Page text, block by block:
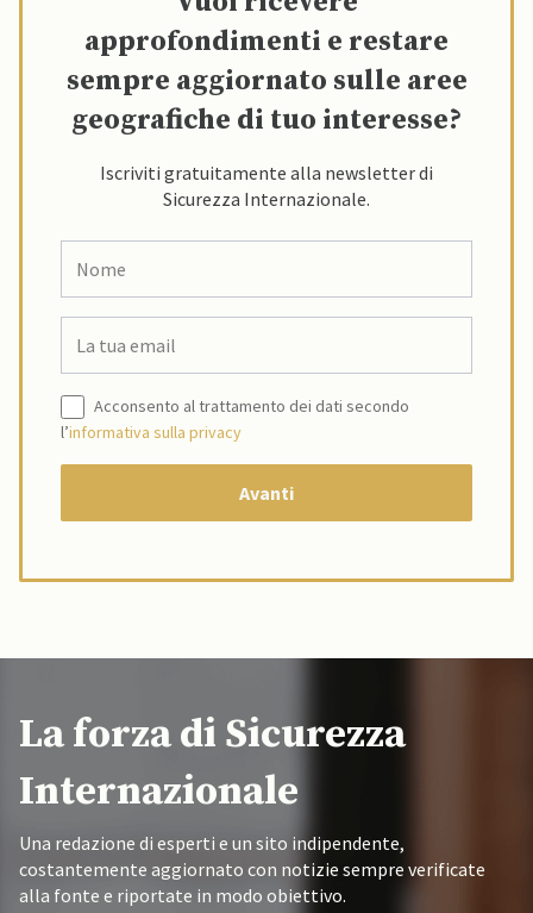
approfondimenti e restare
sempre aggiornato sulle aree
geografiche di tuo interesse?
Iscriviti gratuitamente alla newsletter di
Sicurezza Internazionale.
Acconsento al trattamento dei dati secondo
l’informativa sulla privacy
La forza di Sicurezza
Internazionale
Una redazione di esperti e un sito indipendente,
costantemente aggiornato con notizie sempre verificate
alla fonte e riportate in modo obiettivo.